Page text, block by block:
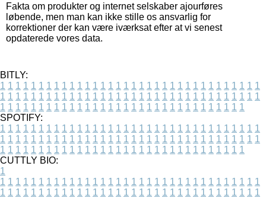
Fakta om produkter og internet selskaber ajourføres
løbende, men man kan ikke stille os ansvarlig for
korrektioner der kan være iværksat efter at vi senest
opdaterede vores data.
BITLY:
1 1 1 1 1 1 1 1 1 1 1 1 1 1 1 1 1 1 1 1 1 1 1 1 1 1 1 1 1 1 1 1 1 1
1 1 1 1 1 1 1 1 1 1 1 1 1 1 1 1 1 1 1 1 1 1 1 1 1 1 1 1 1 1 1 1 1 1
1 1 1 1 1 1 1 1 1 1 1 1 1 1 1 1 1 1 1 1 1 1 1 1 1 1 1 1 1 1 1 1
SPOTIFY:
1 1 1 1 1 1 1 1 1 1 1 1 1 1 1 1 1 1 1 1 1 1 1 1 1 1 1 1 1 1 1 1 1 1
1 1 1 1 1 1 1 1 1 1 1 1 1 1 1 1 1 1 1 1 1 1 1 1 1 1 1 1 1 1 1 1 1 1
1 1 1 1 1 1 1 1 1 1 1 1 1 1 1 1 1 1 1 1 1 1 1 1 1 1 1 1 1 1 1 1
CUTTLY BIO:
1
1 1 1 1 1 1 1 1 1 1 1 1 1 1 1 1 1 1 1 1 1 1 1 1 1 1 1 1 1 1 1 1 1 1
1 1 1 1 1 1 1 1 1 1 1 1 1 1 1 1 1 1 1 1 1 1 1 1 1 1 1 1 1 1 1 1 1 1